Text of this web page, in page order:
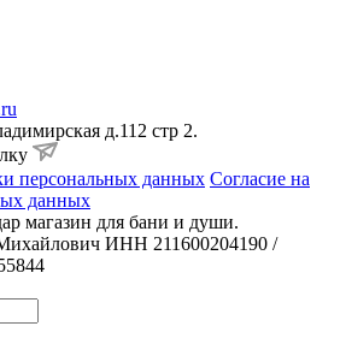
д.112 стр 2.
персональных данных Согласие на
данных
магазин для бани и души.
ИНН 211600204190 /